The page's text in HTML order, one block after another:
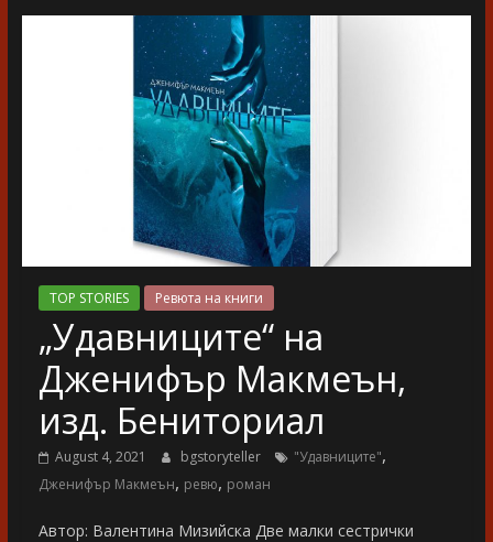
разказ
TOP STORIES Ревюта на книги
„Удавниците“ на
Дженифър Макмеън,
изд. Бениториал
August 4, 2021 bgstoryteller "Удавниците",
Дженифър Макмеън, ревю, роман
Автор: Валентина Мизийска Две малки сестрички